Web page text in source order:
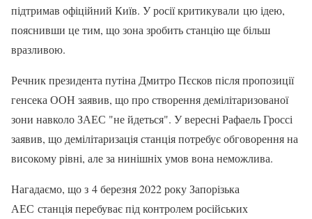
підтримав офіційний Київ. У росії критикували цю ідею,
пояснивши це тим, що зона зробить станцію ще більш
вразливою.
Речник президента путіна Дмитро Пєсков після пропозиції
генсека ООН заявив, що про створення демілітаризованої
зони навколо ЗАЕС "не йдеться". У вересні Рафаель Гроссі
заявив, що демілітаризація станція потребує обговорення на
високому рівні, але за нинішніх умов вона неможлива.
​Нагадаємо, що з 4 березня 2022 року Запорізька
АЕС станція перебуває під контролем російських